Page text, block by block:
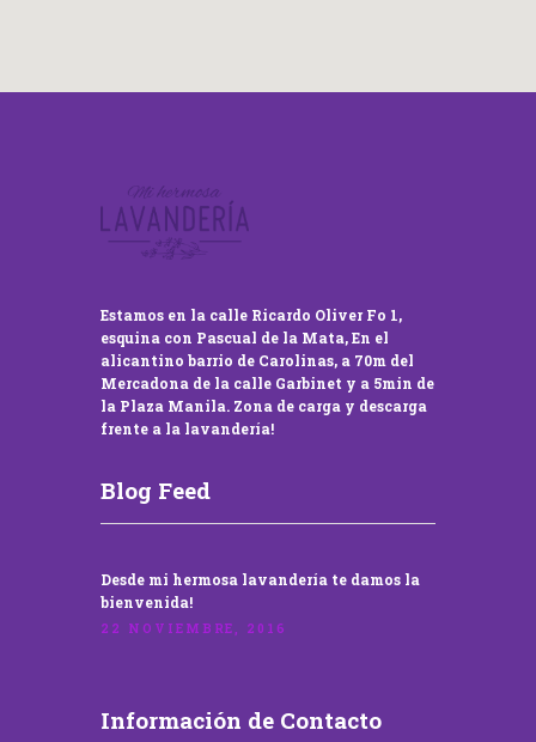
Estamos en la calle Ricardo Oliver Fo 1,
esquina con Pascual de la Mata, En el
alicantino barrio de Carolinas, a 70m del
Mercadona de la calle Garbinet y a 5min de
la Plaza Manila. Zona de carga y descarga
frente a la lavandería!
Blog Feed
Desde mi hermosa lavandería te damos la
bienvenida!
22 NOVIEMBRE, 2016
Información de Contacto